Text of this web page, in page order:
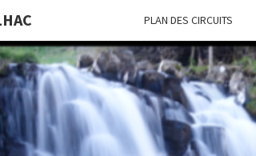
PLAN DES CIRCUITS